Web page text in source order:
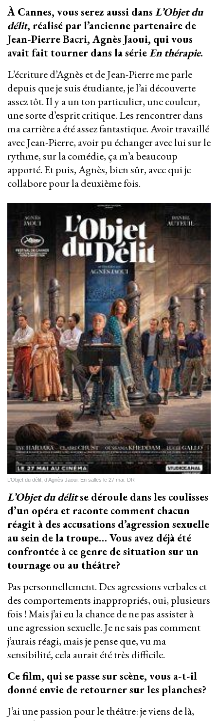
À Cannes, vous serez aussi dans L’Objet du
délit, réalisé par l’ancienne partenaire de
Jean-Pierre Bacri, Agnès Jaoui, qui vous
avait fait tourner dans la sérieEn thérapie.
L’écriture d’Agnès et de Jean-Pierre me parle
depuis que je suis étudiante, je l’ai découverte
assez tôt. Il y a un ton particulier, une couleur,
une sorte d’esprit critique. Les rencontrer dans
ma carrière a été assez fantastique. Avoir travaillé
avec Jean-Pierre, avoir pu échanger avec lui sur le
rythme, sur la comédie, ça m’a beaucoup
apporté. Et puis, Agnès, bien sûr, avec qui je
collabore pour la deuxième fois.
L’Objet du délit, d’Agnès Jaoui. En salles le 27 mai. DR
L’Objet du délitse déroule dans les coulisses
d’un opéra et raconte comment chacun
réagit à des accusations d’agression sexuelle
au sein de la troupe… Vous avez déjà été
confrontée à ce genre de situation sur un
tournage ou au théâtre?
Pas personnellement. Des agressions verbales et
des comportements inappropriés, oui, plusieurs
fois ! Mais j’ai eu la chance de ne pas assister à
une agression sexuelle. Je ne sais pas comment
j’aurais réagi, mais je pense que, vu ma
sensibilité, cela aurait été très difficile.
Ce film, qui se passe sur scène, vous a-t-il
donné envie de retourner sur les planches?
J’ai une passion pour le théâtre: je viens de là,